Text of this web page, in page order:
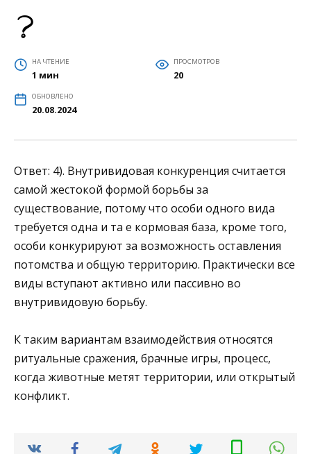
НА ЧТЕНИЕ
1 мин
ПРОСМОТРОВ
20
ОБНОВЛЕНО
20.08.2024
Ответ: 4). Внутривидовая конкуренция считается
самой жестокой формой борьбы за
существование, потому что особи одного вида
требуется одна и та е кормовая база, кроме того,
особи конкурируют за возможность оставления
потомства и общую территорию. Практически все
виды вступают активно или пассивно во
внутривидовую борьбу.
К таким вариантам взаимодействия относятся
ритуальные сражения, брачные игры, процесс,
когда животные метят территории, или открытый
конфликт.